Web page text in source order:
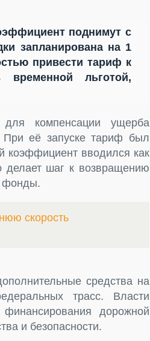
поднимут с
запланирована на 1
привести тариф к
временной льготой,
компенсации ущерба
При её запуске тариф был
коэффициент вводился как
делает шаг к возвращению
фонды.
скорость
средства на
трасс. Власти
дорожной
и безопасности.